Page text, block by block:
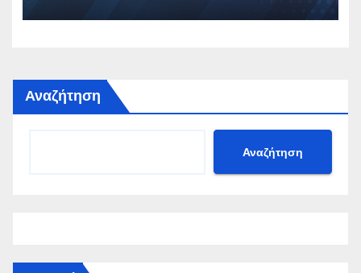
Αναζήτηση
Αναζήτηση